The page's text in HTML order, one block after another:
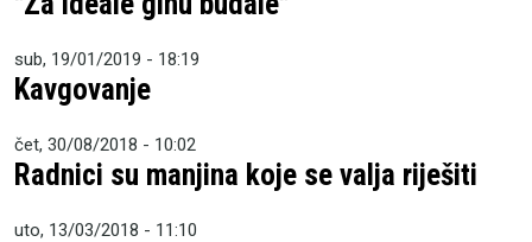
sub, 19/01/2019 - 18:19
Kavgovanje
čet, 30/08/2018 - 10:02
Radnici su manjina koje se valja riješiti
uto, 13/03/2018 - 11:10